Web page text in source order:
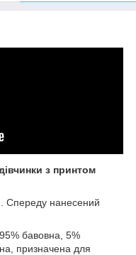
з принтом
Спереду нанесений
бавовна, 5%
призначена для